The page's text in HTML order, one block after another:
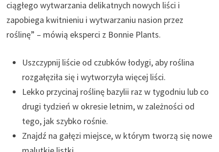
ciągłego wytwarzania delikatnych nowych liści i
zapobiega kwitnieniu i wytwarzaniu nasion przez
roślinę” – mówią eksperci z Bonnie Plants.
Uszczypnij liście od czubków łodygi, aby roślina
rozgałęziła się i wytworzyła więcej liści.
Lekko przycinaj roślinę bazylii raz w tygodniu lub co
drugi tydzień w okresie letnim, w zależności od
tego, jak szybko rośnie.
Znajdź na gałęzi miejsce, w którym tworzą się nowe